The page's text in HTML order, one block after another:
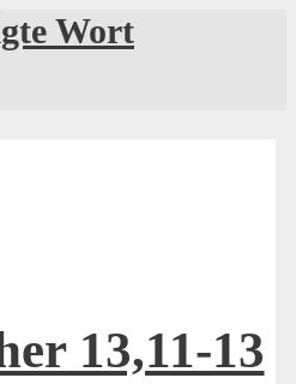
Wort
13,11-13